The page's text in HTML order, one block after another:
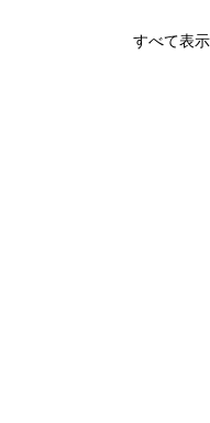
すべて表示